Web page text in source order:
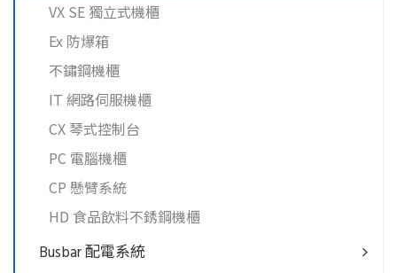
VX SE 獨立式機櫃
Ex 防爆箱
不鏽鋼機櫃
IT 網路伺服機櫃
CX 琴式控制台
PC 電腦機櫃
CP 懸臂系統
HD 食品飲料不銹鋼機櫃
Busbar 配電系統